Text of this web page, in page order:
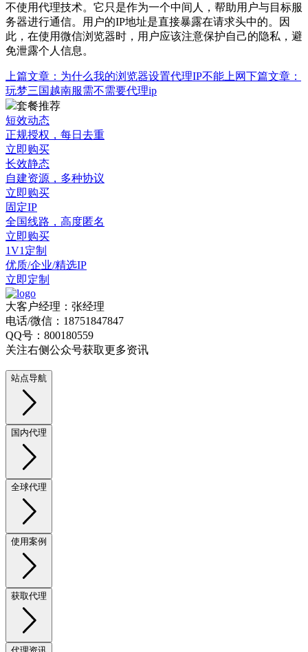
不使用代理技术。它只是作为一个中间人，帮助用户与目标服
务器进行通信。用户的IP地址是直接暴露在请求头中的。因
此，在使用微信浏览器时，用户应该注意保护自己的隐私，避
免泄露个人信息。
上篇文章： 为什么我的浏览器设置代理IP不能上网下篇文章：
玩梦三国越南服需不需要代理ip
套餐推荐
短效动态
正规授权，每日去重
立即购买
长效静态
自建资源，多种协议
立即购买
固定IP
全国线路，高度匿名
立即购买
1V1定制
优质/企业/精选IP
立即定制
大客户经理：张经理
电话/微信：18751847847
QQ号：800180559
关注右侧公众号获取更多资讯
站点导航
国内代理
全球代理
使用案例
获取代理